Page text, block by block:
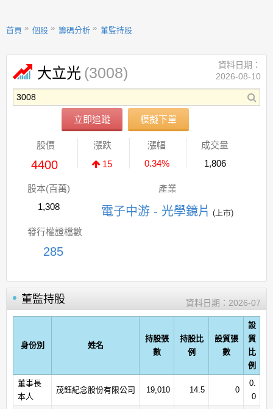
首頁 個股 籌碼分析 董監持股
大立光 (3008)
立即追蹤 模擬下單
資料日期：
2026-08-10
股價
4400
漲跌
15
漲幅
0.34%
成交量
1,806
股本(百萬)
1,308
產業
電子中游 - 光學鏡片 (上市)
發行權證檔數
285
董監持股 資料日期： 2026-07
身份別 姓名
持股張
數
持股比
例
設質張
數
設
質
比
例
董事長
本人
茂鈺紀念股份有限公司 19,010 14.5 0
0.
0